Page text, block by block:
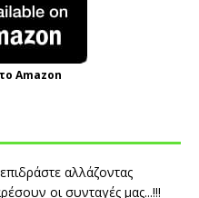
Amazon
αλλάζοντας
οι συνταγές μας...!!!